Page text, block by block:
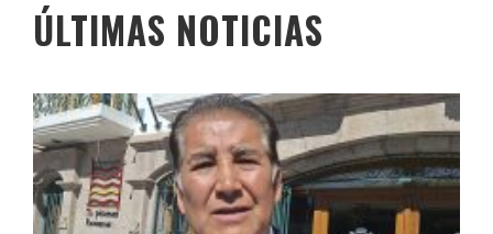
ÚLTIMAS NOTICIAS